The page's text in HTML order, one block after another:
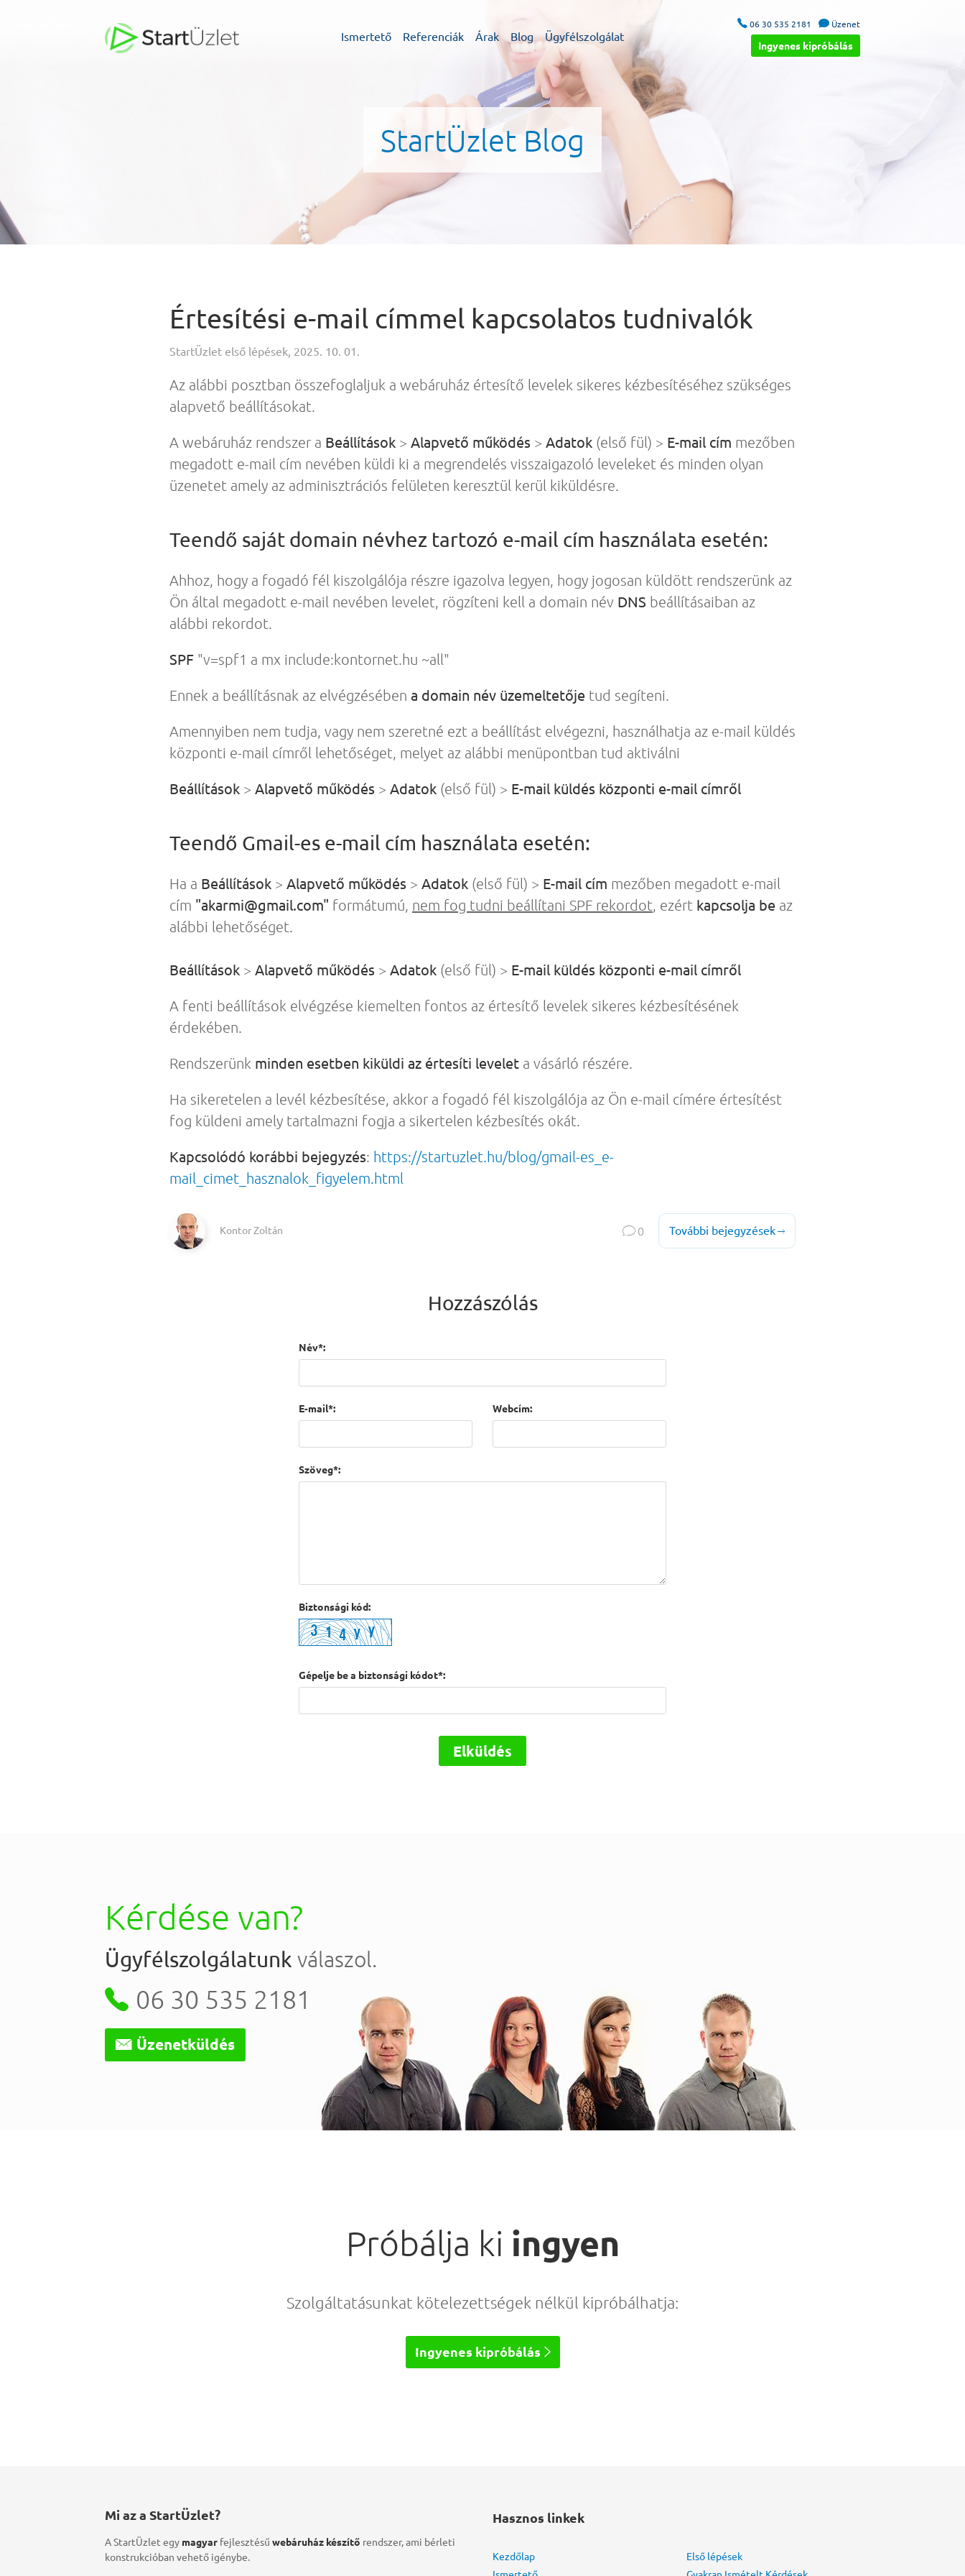
Ismertető Referenciák Árak Blog Ügyfélszolgálat
06 30 535 2181  Üzenet
Ingyenes kipróbálás
StartÜzlet Blog
Értesítési e-mail címmel kapcsolatos tudnivalók
StartÜzlet első lépések, 2025. 10. 01.
Az alábbi posztban összefoglaljuk a webáruház értesítő levelek sikeres kézbesítéséhez szükséges
alapvető beállításokat.
A webáruház rendszer a Beállítások > Alapvető működés > Adatok (első fül) > E-mail cím mezőben
megadott e-mail cím nevében küldi ki a megrendelés visszaigazoló leveleket és minden olyan
üzenetet amely az adminisztrációs felületen keresztül kerül kiküldésre.
Teendő saját domain névhez tartozó e-mail cím használata esetén:
Ahhoz, hogy a fogadó fél kiszolgálója részre igazolva legyen, hogy jogosan küldött rendszerünk az
Ön által megadott e-mail nevében levelet, rögzíteni kell a domain név DNS beállításaiban az
alábbi rekordot.
SPF "v=spf1 a mx include:kontornet.hu ~all"
Ennek a beállításnak az elvégzésében a domain név üzemeltetője tud segíteni.
Amennyiben nem tudja, vagy nem szeretné ezt a beállítást elvégezni, használhatja az e-mail küldés
központi e-mail címről lehetőséget, melyet az alábbi menüpontban tud aktiválni
Beállítások > Alapvető működés > Adatok (első fül) > E-mail küldés központi e-mail címről
Teendő Gmail-es e-mail cím használata esetén:
Ha a Beállítások > Alapvető működés > Adatok (első fül) > E-mail cím mezőben megadott e-mail
cím "akarmi@gmail.com" formátumú, nem fog tudni beállítani SPF rekordot, ezért kapcsolja be az
alábbi lehetőséget.
Beállítások > Alapvető működés > Adatok (első fül) > E-mail küldés központi e-mail címről
A fenti beállítások elvégzése kiemelten fontos az értesítő levelek sikeres kézbesítésének
érdekében.
Rendszerünk minden esetben kiküldi az értesíti levelet a vásárló részére.
Ha sikeretelen a levél kézbesítése, akkor a fogadó fél kiszolgálója az Ön e-mail címére értesítést
fog küldeni amely tartalmazni fogja a sikertelen kézbesítés okát.
Kapcsolódó korábbi bejegyzés: https://startuzlet.hu/blog/gmail-es_e-
mail_cimet_hasznalok_figyelem.html
Kontor Zoltán 0 További bejegyzések
Hozzászólás
Név*:
E-mail*: Webcím:
Szöveg*:
Biztonsági kód:
Gépelje be a biztonsági kódot*:
Elküldés
Kérdése van?
Ügyfélszolgálatunk válaszol.
 06 30 535 2181
 Üzenetküldés
Próbálja ki ingyen
Szolgáltatásunkat kötelezettségek nélkül kipróbálhatja:
Ingyenes kipróbálás 
Mi az a StartÜzlet?
A StartÜzlet egy magyar fejlesztésű webáruház készítő rendszer, ami bérleti
konstrukcióban vehető igénybe.
Hasznos linkek
Kezdőlap
Első lépések